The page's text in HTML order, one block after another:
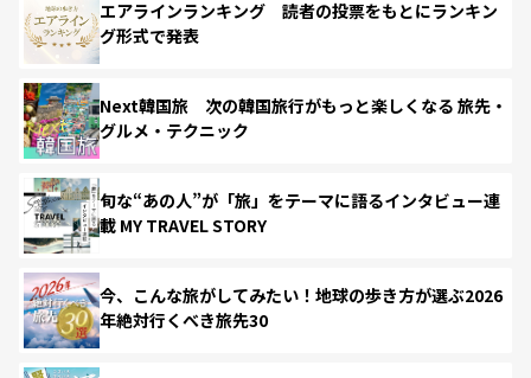
エアラインランキング 読者の投票をもとにランキン
グ形式で発表
Next韓国旅 次の韓国旅行がもっと楽しくなる 旅先・
グルメ・テクニック
旬な“あの人”が「旅」をテーマに語るインタビュー連
載 MY TRAVEL STORY
今、こんな旅がしてみたい！地球の歩き方が選ぶ2026
年絶対行くべき旅先30